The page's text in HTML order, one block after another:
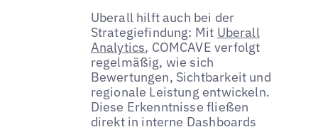
Uberall hilft auch bei der
Strategiefindung: Mit Uberall
Analytics, COMCAVE verfolgt
regelmäßig, wie sich
Bewertungen, Sichtbarkeit und
regionale Leistung entwickeln.
Diese Erkenntnisse fließen
direkt in interne Dashboards